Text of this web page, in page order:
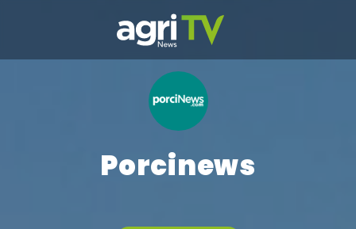
Porcinews